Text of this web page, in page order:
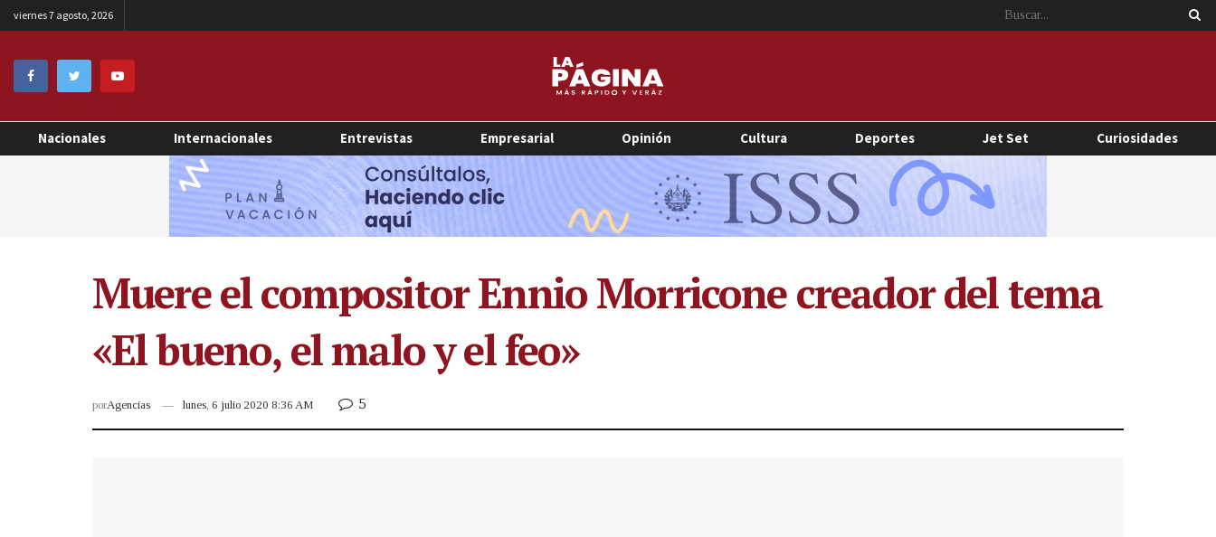
viernes 7 agosto, 2026
Nacionales Internacionales Entrevistas Empresarial Opinión Cultura Deportes Jet Set Curiosidades
Muere el compositor Ennio Morricone creador del tema
«El bueno, el malo y el feo»
porAgencias lunes, 6 julio 2020 8:36 AM 5